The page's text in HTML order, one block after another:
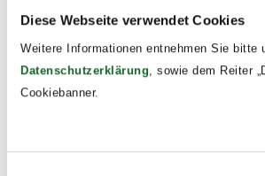
Diese Webseite verwendet Cookies
Weitere Informationen entnehmen Sie bitte
Datenschutzerklärung, sowie dem Reiter
Cookiebanner.